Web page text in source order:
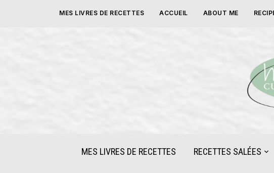
MES LIVRES DE RECETTES ACCUEIL ABOUT ME
MES LIVRES DE RECETTES RECETTES SALÉES